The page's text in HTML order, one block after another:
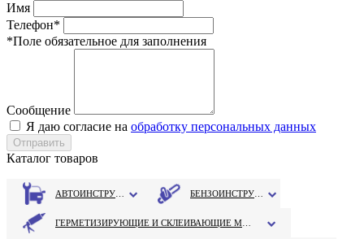
Имя
Телефон*
*Поле обязательное для заполнения
Сообщение
Я даю согласие на обработку персональных данных
Каталог товаров